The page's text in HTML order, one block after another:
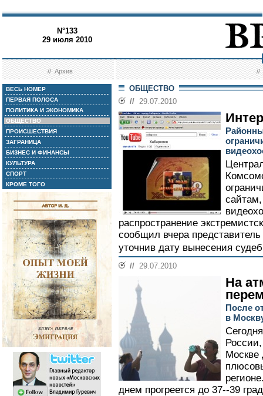
N°133
29 июля 2010
//Архив //
ВЕСЬ НОМЕР
ПЕРВАЯ ПОЛОСА
ПОЛИТИКА И ЭКОНОМИКА
ОБЩЕСТВО
ПРОИСШЕСТВИЯ
ЗАГРАНИЦА
БИЗНЕС И ФИНАНСЫ
КУЛЬТУРА
СПОРТ
КРОМЕ ТОГО
ОБЩЕСТВО
// 29.07.2010
распространение
сообщил вчера представитель
уточнив дату вынесения
// 29.07.2010
На
После
в
Москве
днем прогреется до 37--39